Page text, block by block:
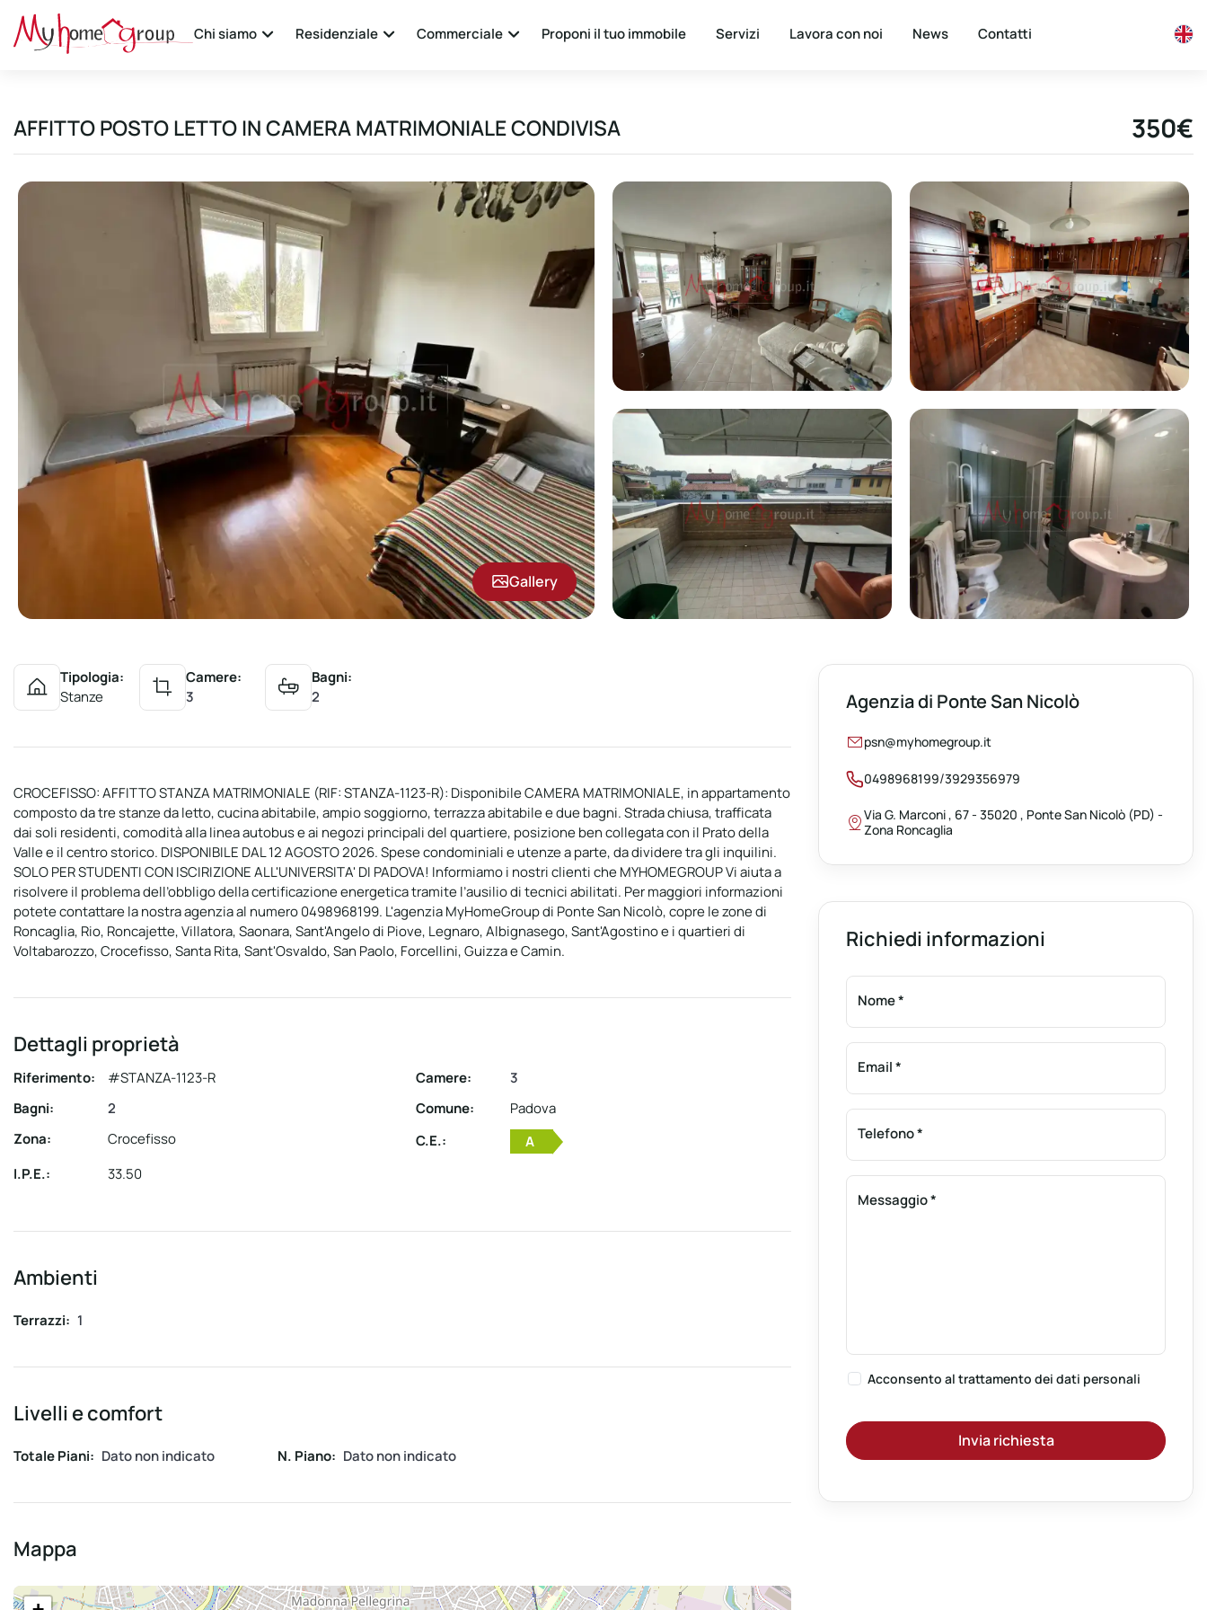
Chi siamo Residenziale Commerciale Proponi il tuo immobile Servizi Lavora con noi News Contatti
AFFITTO POSTO LETTO IN CAMERA MATRIMONIALE CONDIVISA 350€
Gallery
Tipologia:
Stanze
Camere:
3
Bagni:
2
CROCEFISSO: AFFITTO STANZA MATRIMONIALE (RIF: STANZA-1123-R): Disponibile CAMERA MATRIMONIALE, in appartamento
composto da tre stanze da letto, cucina abitabile, ampio soggiorno, terrazza abitabile e due bagni. Strada chiusa, trafficata
dai soli residenti, comodità alla linea autobus e ai negozi principali del quartiere, posizione ben collegata con il Prato della
Valle e il centro storico. DISPONIBILE DAL 12 AGOSTO 2026. Spese condominiali e utenze a parte, da dividere tra gli inquilini.
SOLO PER STUDENTI CON ISCIRIZIONE ALL'UNIVERSITA' DI PADOVA! Informiamo i nostri clienti che MYHOMEGROUP Vi aiuta a
risolvere il problema dell’obbligo della certificazione energetica tramite l’ausilio di tecnici abilitati. Per maggiori informazioni
potete contattare la nostra agenzia al numero 0498968199. L'agenzia MyHomeGroup di Ponte San Nicolò, copre le zone di
Roncaglia, Rio, Roncajette, Villatora, Saonara, Sant'Angelo di Piove, Legnaro, Albignasego, Sant'Agostino e i quartieri di
Voltabarozzo, Crocefisso, Santa Rita, Sant'Osvaldo, San Paolo, Forcellini, Guizza e Camin.
Dettagli proprietà
Riferimento: #STANZA-1123-R Camere:
3
Bagni:
2 Comune:
Padova
Zona:
Crocefisso C.E.:
A
I.P.E.:
33.50
Ambienti
Terrazzi: 1
Livelli e comfort
Totale Piani: Dato non indicato N. Piano: Dato non indicato
Mappa
Agenzia di Ponte San Nicolò
psn@myhomegroup.it
0498968199/3929356979
Via G. Marconi , 67 - 35020 , Ponte San Nicolò (PD) -
Zona Roncaglia
Richiedi informazioni
Nome*
Email*
Telefono*
Messaggio*
Acconsento al trattamento dei dati personali
Invia richiesta